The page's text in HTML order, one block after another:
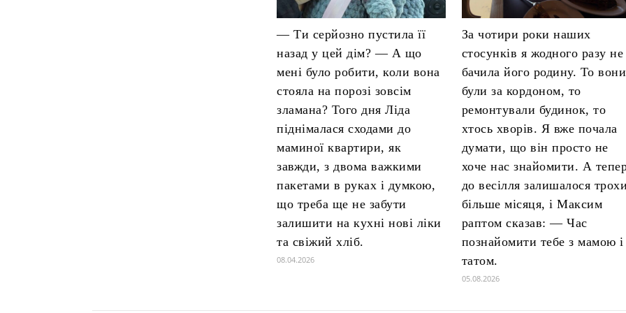
— Ти серйозно пустила її
назад у цей дім? — А що
мені було робити, коли вона
стояла на порозі зовсім
зламана? Того дня Ліда
піднімалася сходами до
маминої квартири, як
завжди, з двома важкими
пакетами в руках і думкою,
що треба ще не забути
залишити на кухні нові ліки
та свіжий хліб.
08.04.2026
За чотири роки наших
стосунків я жодного разу не
бачила його родину. То вони
були за кордоном, то
ремонтували будинок, то
хтось хворів. Я вже почала
думати, що він просто не
хоче нас знайомити. А
до весілля залишалося трохи
більше місяця, і Максим
раптом сказав: — Час
познайомити тебе з мамою і
татом.
05.08.2026